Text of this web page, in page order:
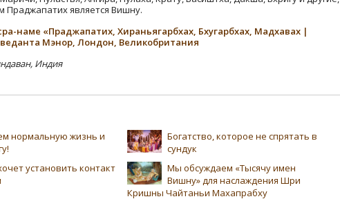
является Вишну.
наме «Праджапатих, Хираньягарбхах, Бхугарбхах, Мадхавах |
Мэнор, Лондон, Великобритания
Индия
нормальную жизнь и
Богатство, которое не спрятать в
сундук
установить контакт
Мы обсуждаем «Тысячу имен
Вишну» для наслаждения Шри
Кришны Чайтаньи Махапрабху